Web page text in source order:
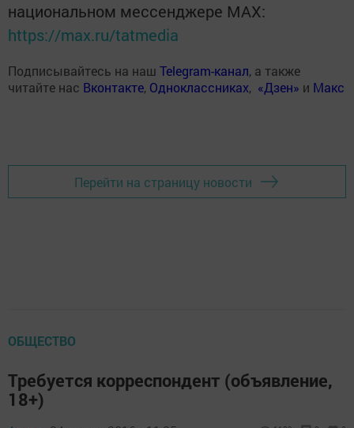
национальном мессенджере MАХ:
https://max.ru/tatmedia
Подписывайтесь на наш Telegram-канал, а также
читайте нас Вконтакте, Одноклассниках, «Дзен» и Макс
Перейти на страницу новости
ОБЩЕСТВО
Требуется корреспондент (объявление,
18+)